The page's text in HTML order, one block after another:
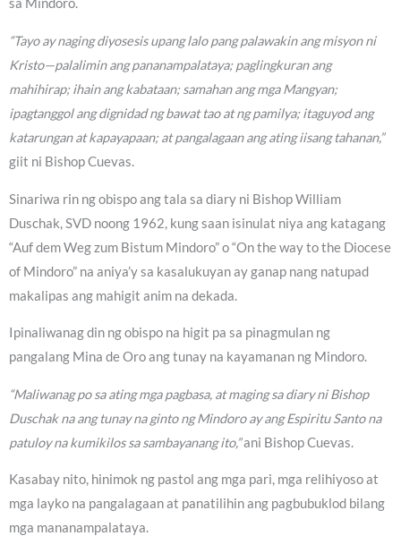
sa Mindoro.
“Tayo ay naging diyosesis upang lalo pang palawakin ang misyon ni
Kristo—palalimin ang pananampalataya; paglingkuran ang
mahihirap; ihain ang kabataan; samahan ang mga Mangyan;
ipagtanggol ang dignidad ng bawat tao at ng pamilya; itaguyod ang
katarungan at kapayapaan; at pangalagaan ang ating iisang tahanan,”
giit ni Bishop Cuevas.
Sinariwa rin ng obispo ang tala sa diary ni Bishop William
Duschak, SVD noong 1962, kung saan isinulat niya ang katagang
“Auf dem Weg zum Bistum Mindoro” o “On the way to the Diocese
of Mindoro” na aniya’y sa kasalukuyan ay ganap nang natupad
makalipas ang mahigit anim na dekada.
Ipinaliwanag din ng obispo na higit pa sa pinagmulan ng
pangalang Mina de Oro ang tunay na kayamanan ng Mindoro.
“Maliwanag po sa ating mga pagbasa, at maging sa diary ni Bishop
Duschak na ang tunay na ginto ng Mindoro ay ang Espiritu Santo na
patuloy na kumikilos sa sambayanang ito,”ani Bishop Cuevas.
Kasabay nito, hinimok ng pastol ang mga pari, mga relihiyoso at
mga layko na pangalagaan at panatilihin ang pagbubuklod bilang
mga mananampalataya.